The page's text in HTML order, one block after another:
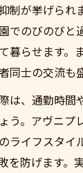
制が挙げられ
でのびのびと
暮らせます。
同士の交流も
は、通勤時間
う。アヴニプ
ライフスタイ
を防げます。